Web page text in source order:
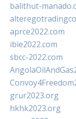
balithut-
aprce2022.com
ibie2022.com
sbcc-2022.com
grur2023.org
hkhk2023.org